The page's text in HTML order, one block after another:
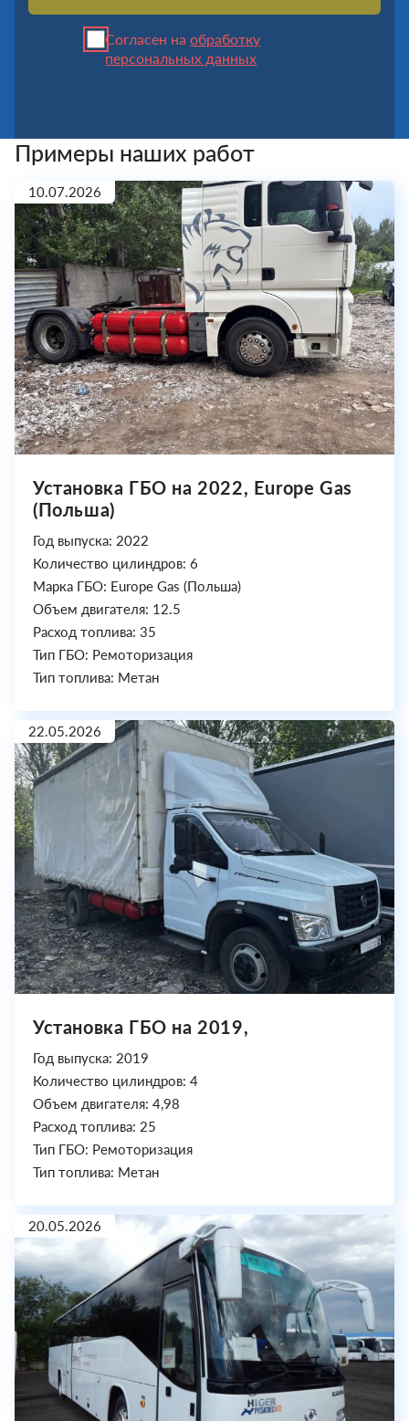
Согласен наобработку
персональных данных
Примеры наших работ
10.07.2026
Установка ГБО на 2022, Europe Gas
(Польша)
Год выпуска: 2022
Количество цилиндров: 6
Марка ГБО: Europe Gas (Польша)
Объем двигателя: 12.5
Расход топлива: 35
Тип ГБО: Ремоторизация
Тип топлива: Метан
22.05.2026
Установка ГБО на 2019,
Год выпуска: 2019
Количество цилиндров: 4
Объем двигателя: 4,98
Расход топлива: 25
Тип ГБО: Ремоторизация
Тип топлива: Метан
20.05.2026